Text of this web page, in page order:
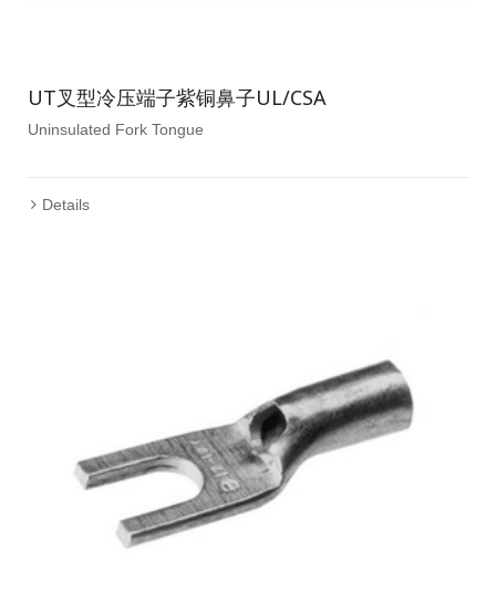
UT叉型冷压端子紫铜鼻子UL/CSA
Uninsulated Fork Tongue
Details